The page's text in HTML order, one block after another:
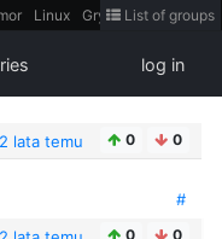
Linux Gry
Teh
Truelolcontent
FilmyDokumentalne
gry
List of groups
log in
2 lata temu 0 0
#
0 0